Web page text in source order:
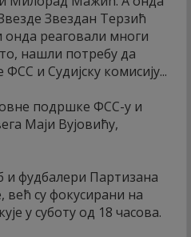
Звездан Терзић
онда реаговали многи
нашли потребу да
и Судијску комисију...
подршке ФСС-у и
Маји Вујовићу,
и фудбалери Партизана
већ су фокусирани на
у суботу од 18 часова.